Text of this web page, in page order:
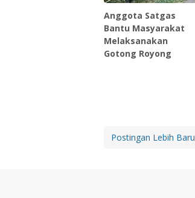
Anggota Satgas
Bantu Masyarakat
Melaksanakan
Gotong Royong
Postingan Lebih Baru